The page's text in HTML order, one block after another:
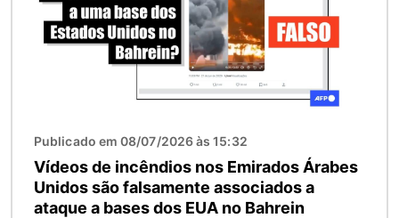
Publicado em 08/07/2026 às 15:32
Vídeos de incêndios nos Emirados Árabes
Unidos são falsamente associados a
ataque a bases dos EUA no Bahrein